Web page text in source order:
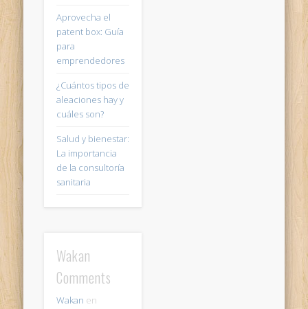
Aprovecha el
patent box: Guía
para
emprendedores
¿Cuántos tipos de
aleaciones hay y
cuáles son?
Salud y bienestar:
La importancia
de la consultoría
sanitaria
Wakan
Comments
Wakan en